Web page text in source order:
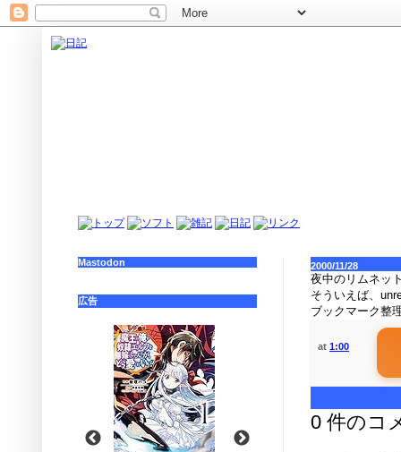
2000/11/28
夜中のリムネッ
そういえば、
ブックマーク整
at 1:00
0 件のコ
Mastodon
広告